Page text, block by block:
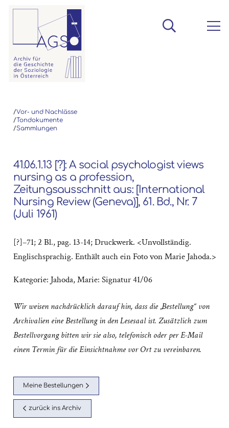
/Vor- und Nachlässe
/Tondokumente
/Sammlungen
41.06.1.13 [?]: A social psychologist views
nursing as a profession,
Zeitungsausschnitt aus: [International
Nursing Review (Geneva)], 61. Bd., Nr. 7
(Juli 1961)
[?]–71; 2 Bl., pag. 13-14; Druckwerk. <Unvollständig.
Englischsprachig. Enthält auch ein Foto von Marie Jahoda.>
Kategorie: Jahoda, Marie: Signatur 41/06
Wir weisen nachdrücklich darauf hin, dass die „Bestellung“ von
Archivalien eine Bestellung in den Lesesaal ist. Zusätzlich zum
Bestellvorgang bitten wir sie also, telefonisch oder per E-Mail
einen Termin für die Einsichtnahme vor Ort zu vereinbaren.
Meine Bestellungen
zurück ins Archiv